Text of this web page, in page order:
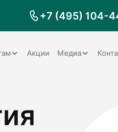
+7 (495) 104-
Акции Медиа